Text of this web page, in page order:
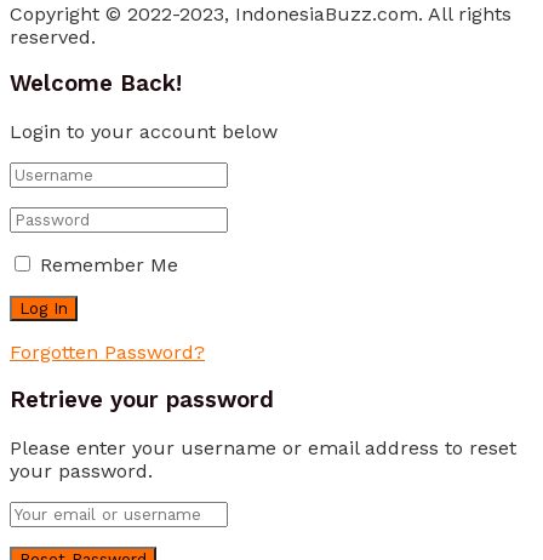
Copyright © 2022-2023, IndonesiaBuzz.com. All rights
reserved.
Welcome Back!
Login to your account below
Remember Me
Forgotten Password?
Retrieve your password
Please enter your username or email address to reset
your password.